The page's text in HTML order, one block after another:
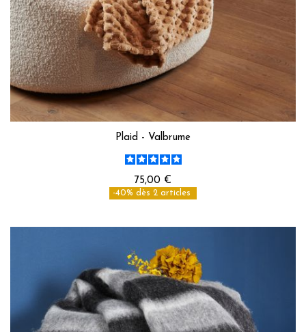
Plaid - Valbrume
75,00 €
-40% dès 2 articles